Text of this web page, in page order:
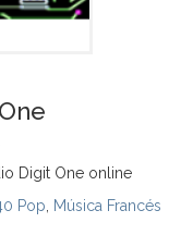
Digit One online
Pop Música Francés